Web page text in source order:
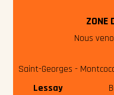
ZONE
Nous
Saint-Georges -
Lessay